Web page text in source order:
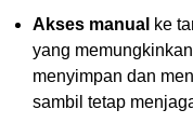
Akses manual ke
yang
menyimpan dan
sambil tetap